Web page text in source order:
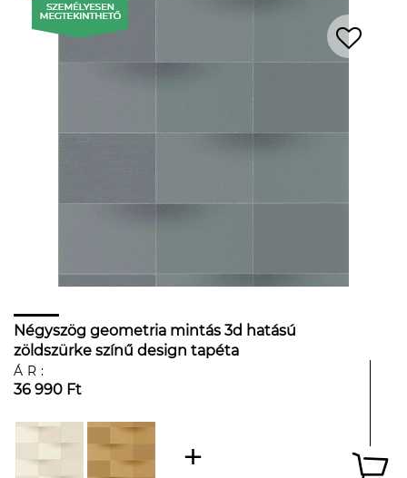
Négyszög geometria mintás 3d hatású
zöldszürke színű design tapéta
ÁR:
36 990 Ft